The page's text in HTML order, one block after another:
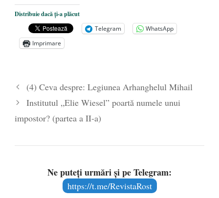
De ce propaganda LGBT nu-și are locul în
unitățile de învățământ
- 17 iunie 2020
Anarhia din SUA e opera stângii radicale
2 iunie 2020
mai 2020
Distribuie dacă ți-a plăcut
Telegram
WhatsApp
Imprimare
(4) Ceva despre: Legiunea Arhanghelul Mihail
Institutul „Elie Wiesel” poartă numele unui
impostor? (partea a II-a)
Ne puteți urmări și pe Telegram:
https://t.me/RevistaRost